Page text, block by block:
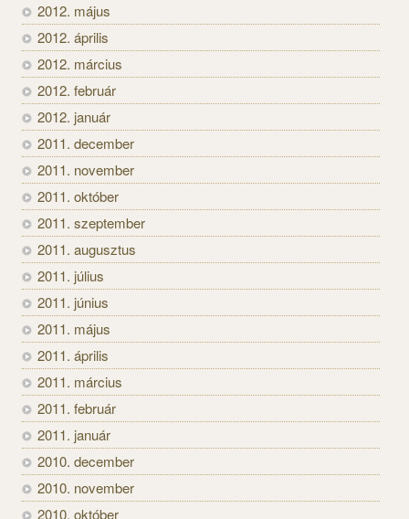
2012. május
2012. április
2012. március
2012. február
2012. január
2011. december
2011. november
2011. október
2011. szeptember
2011. augusztus
2011. július
2011. június
2011. május
2011. április
2011. március
2011. február
2011. január
2010. december
2010. november
2010. október